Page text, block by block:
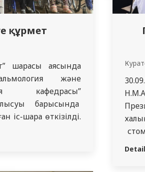
құрмет
шарасы аясында
және
кафедрасы”
барысында
іс-шара өткізілді.
үйі тұрғындары